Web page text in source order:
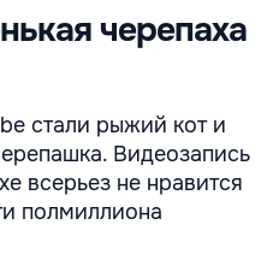
черепаха
стали рыжий кот и
Видеозапись
всерьез не нравится
полмиллиона